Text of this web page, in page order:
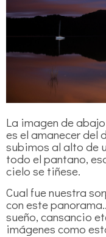
La imagen de
es el amanecer del
subimos al alto de
todo el pantano,
cielo se tiñese.
Cual fue nuestra
con este
sueño, cansancio
imágenes como